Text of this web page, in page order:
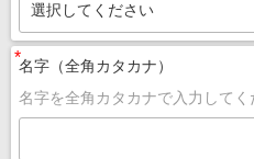
選択してください
名字（全角カタカナ）
名字を全角カタカナで入力してく
*